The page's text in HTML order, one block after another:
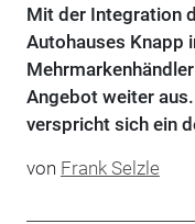
Mit der Integration
Autohauses Knapp
Angebot weiter
verspricht sich ein
von Frank Selzle